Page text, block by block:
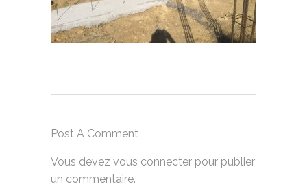
Post A Comment
Vous devez vous connecter pour publier
un commentaire.